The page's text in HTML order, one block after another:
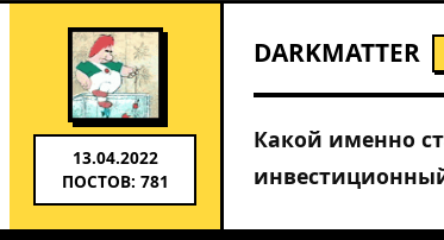
13.04.2022
ПОСТОВ: 781
DARKMATTER
Какой именно